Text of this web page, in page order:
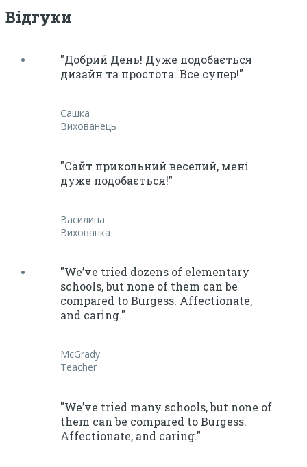
Відгуки
"Добрий День! Дуже подобається
дизайн та простота. Все супер!"
Сашка
Вихованець
"Сайт прикольний веселий, мені
дуже подобається!"
Василина
Вихованка
"We’ve tried dozens of elementary
schools, but none of them can be
compared to Burgess. Affectionate,
and caring."
McGrady
Teacher
"We’ve tried many schools, but none of
them can be compared to Burgess.
Affectionate, and caring."